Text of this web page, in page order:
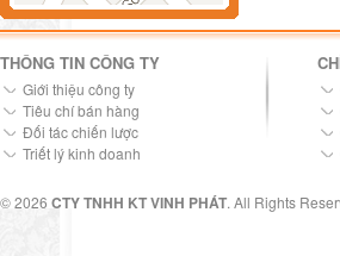
THÔNG TIN CÔNG TY
Giới thiệu công ty
Tiêu chí bán hàng
Đối tác chiến lược
Triết lý kinh doanh
© 2026 CTY TNHH KT VINH PHÁT. All Rights